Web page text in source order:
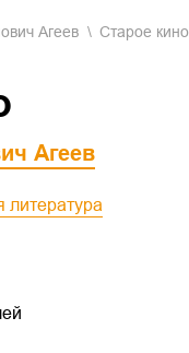
Агеев Старое кино
Агеев
литература